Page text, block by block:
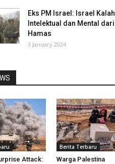
Eks PM Israel: Israel Kalah
Intelektual dan Mental dari
Hamas
3 January 2024
Attack:
Berita Terbaru
Warga Palestina